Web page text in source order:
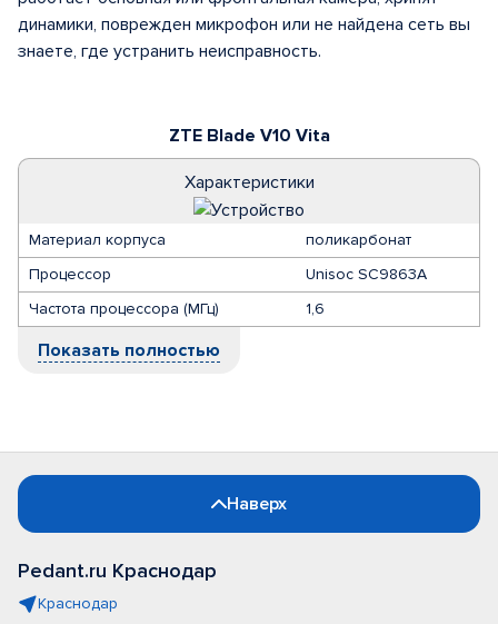
ZTE Blade V10 Vita
Характеристики
Материал корпуса
поликарбонат
Процессор
Unisoc SC9863A
Частота процессора (МГц)
1,6
Показать полностью
динамики, поврежден микрофон или не найдена сеть вы
знаете, где устранить неисправность.
Наверх
Pedant.ru Краснодар
Краснодар